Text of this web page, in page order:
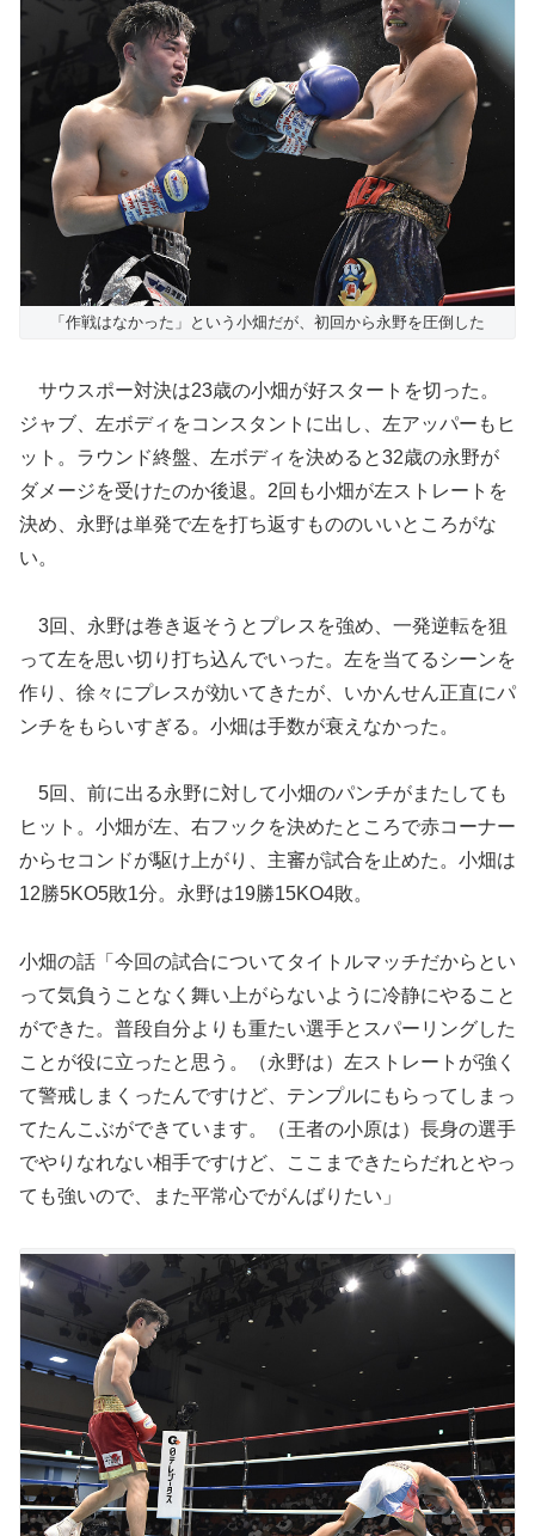
「作戦はなかった」という小畑だが、初回から永野を圧倒した
サウスポー対決は23歳の小畑が好スタートを切った。
ジャブ、左ボディをコンスタントに出し、左アッパーもヒ
ット。ラウンド終盤、左ボディを決めると32歳の永野が
ダメージを受けたのか後退。2回も小畑が左ストレートを
決め、永野は単発で左を打ち返すもののいいところがな
い。
3回、永野は巻き返そうとプレスを強め、一発逆転を狙
って左を思い切り打ち込んでいった。左を当てるシーンを
作り、徐々にプレスが効いてきたが、いかんせん正直にパ
ンチをもらいすぎる。小畑は手数が衰えなかった。
5回、前に出る永野に対して小畑のパンチがまたしても
ヒット。小畑が左、右フックを決めたところで赤コーナー
からセコンドが駆け上がり、主審が試合を止めた。小畑は
12勝5KO5敗1分。永野は19勝15KO4敗。
小畑の話「今回の試合についてタイトルマッチだからとい
って気負うことなく舞い上がらないように冷静にやること
ができた。普段自分よりも重たい選手とスパーリングした
ことが役に立ったと思う。（永野は）左ストレートが強く
て警戒しまくったんですけど、テンプルにもらってしまっ
てたんこぶができています。（王者の小原は）長身の選手
でやりなれない相手ですけど、ここまできたらだれとやっ
ても強いので、また平常心でがんばりたい」